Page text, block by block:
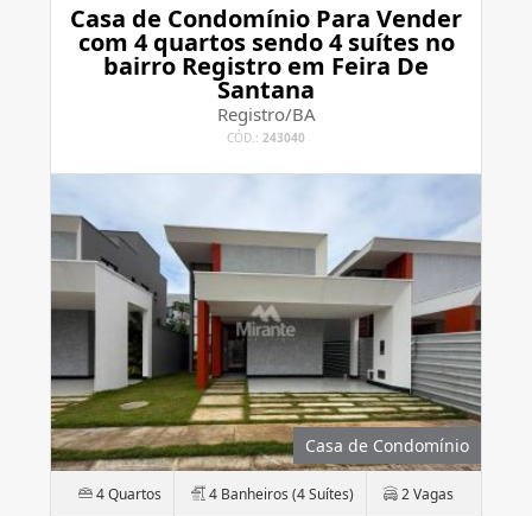
Casa de Condomínio Para Vender
com 4 quartos sendo 4 suítes no
bairro Registro em Feira De
Santana
Registro/BA
CÓD.: 243040
Casa de Condomínio
4 Quartos 4 Banheiros (4 Suítes) 2 Vagas